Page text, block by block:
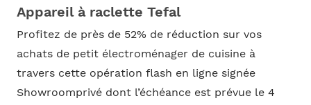
Appareil à raclette Tefal
Profitez de près de 52% de réduction sur vos
achats de petit électroménager de cuisine à
travers cette opération flash en ligne signée
Showroomprivé dont l’échéance est prévue le 4